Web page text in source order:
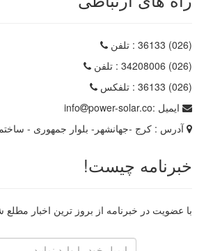
(026) 36133
: تلفن
(026) 34208006
: تلفن
(026) 36133
: تلفکس
ایمیل :
info
power-solar.co
آدرس : کرج -جهانشهر- بلوار جمهوری -
خبرنامه چیست!
با عضویت در خبرنامه از بروز ترین اخبار مطلع